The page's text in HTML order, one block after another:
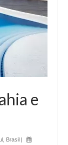
e
Brasil |